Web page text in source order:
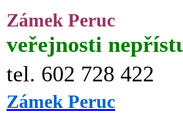
Zámek Peruc
veřejnosti
tel. 602 728 422
Zámek Peruc